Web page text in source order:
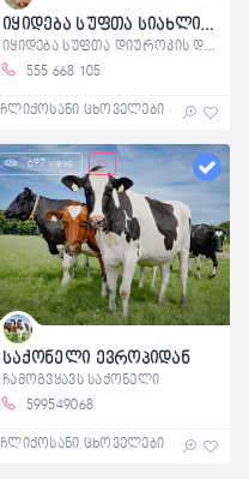
იყიდება სუფთა სიახლის დუროკის გოჭები
იყიდება სუფთა დიუროკის და კავკასის
555 668 105
ჩლიქოსანი ცხოველები
697 views
საქონელი ევროპიდან
ჩამოგვყავს საქონელი
599549068
ჩლიქოსანი ცხოველები